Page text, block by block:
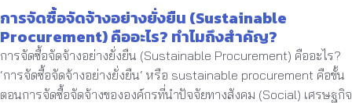
การจัดซื้อจัดจ้างอย่างยั่งยืน (Sustainable
Procurement) คืออะไร? ทำไมถึงสำคัญ?
การจัดซื้อจัดจ้างอย่างยั่งยืน (Sustainable Procurement) คืออะไร?
‘การจัดซื้อจัดจ้างอย่างยั่งยืน‘ หรือ sustainable procurement คือขั้น
ตอนการจัดซื้อจัดจ้างขององค์กรที่นำปัจจัยทางสังคม (Social) เศรษฐกิจ